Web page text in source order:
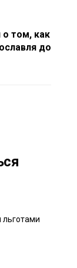
о том, как
до
льготами